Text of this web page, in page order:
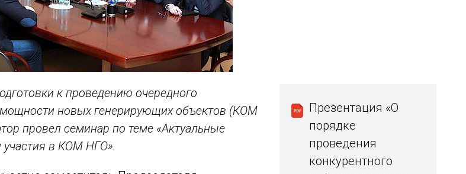
Презентация «О
порядке
проведения
конкурентного
к проведению очередного
мощности новых генерирующих объектов (КОМ
провел семинар по теме «Актуальные
в КОМ НГО».